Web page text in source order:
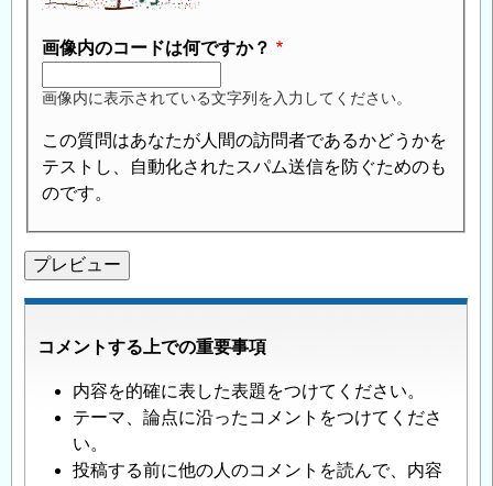
画像内のコードは何ですか？
画像内に表示されている文字列を入力してください。
この質問はあなたが人間の訪問者であるかどうかを
テストし、自動化されたスパム送信を防ぐためのも
のです。
コメントする上での重要事項
内容を的確に表した表題をつけてください。
テーマ、論点に沿ったコメントをつけてくださ
い。
投稿する前に他の人のコメントを読んで、内容